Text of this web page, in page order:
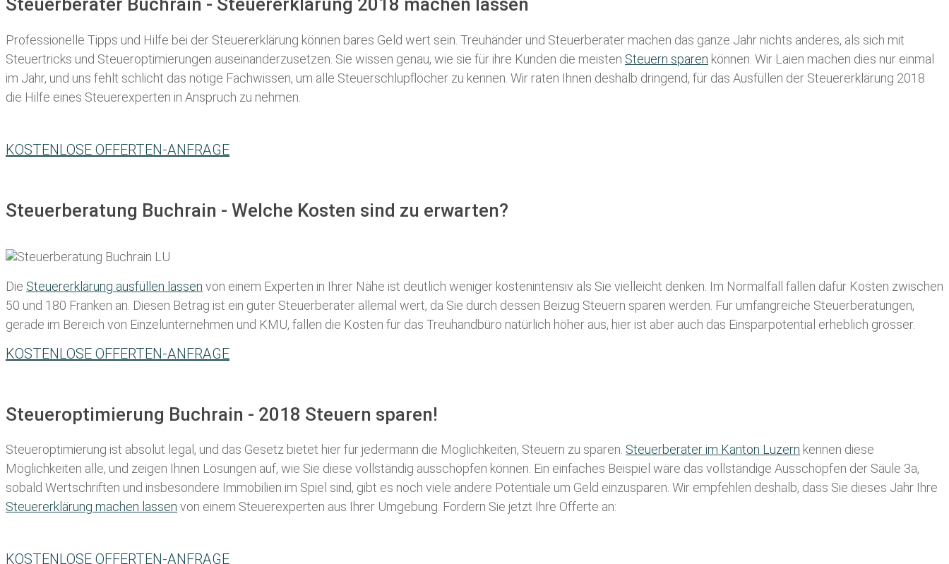
Steuerberater Buchrain - Steuererklärung 2018 machen lassen
Professionelle Tipps und Hilfe bei der Steuererklärung können bares Geld wert sein. Treuhänder und Steuerberater machen das ganze Jahr nichts anderes, als sich mit
Steuertricks und Steueroptimierungen auseinanderzusetzen. Sie wissen genau, wie sie für ihre Kunden die meisten Steuern sparen können. Wir Laien machen dies nur einmal
im Jahr, und uns fehlt schlicht das nötige Fachwissen, um alle Steuerschlupflöcher zu kennen. Wir raten Ihnen deshalb dringend, für das Ausfüllen der Steuererklärung 2018
die Hilfe eines Steuerexperten in Anspruch zu nehmen.
KOSTENLOSE OFFERTEN-ANFRAGE
Steuerberatung Buchrain - Welche Kosten sind zu erwarten?
Die Steuererklärung ausfüllen lassen von einem Experten in Ihrer Nähe ist deutlich weniger kostenintensiv als Sie vielleicht denken. Im Normalfall fallen dafür Kosten zwischen
50 und 180 Franken an. Diesen Betrag ist ein guter Steuerberater allemal wert, da Sie durch dessen Beizug Steuern sparen werden. Für umfangreiche Steuerberatungen,
gerade im Bereich von Einzelunternehmen und KMU, fallen die Kosten für das Treuhandbüro natürlich höher aus, hier ist aber auch das Einsparpotential erheblich grösser.
KOSTENLOSE OFFERTEN-ANFRAGE
Steueroptimierung Buchrain - 2018 Steuern sparen!
Steueroptimierung ist absolut legal, und das Gesetz bietet hier für jedermann die Möglichkeiten, Steuern zu sparen. Steuerberater im K anton Luzern kennen diese
Möglichkeiten alle, und zeigen Ihnen Lösungen auf, wie Sie diese vollständig ausschöpfen können. Ein einfaches Beispiel wäre das vollständige Ausschöpfen der Säule 3a,
sobald Wertschriften und insbesondere Immobilien im Spiel sind, gibt es noch viele andere Potentiale um Geld einzusparen. Wir empfehlen deshalb, dass Sie dieses Jahr Ihre
Steuererklärung machen lassen von einem Steuerexperten aus Ihrer Umgebung. Fordern Sie jetzt Ihre Offerte an:
KOSTENLOSE OFFERTEN-ANFRAGE